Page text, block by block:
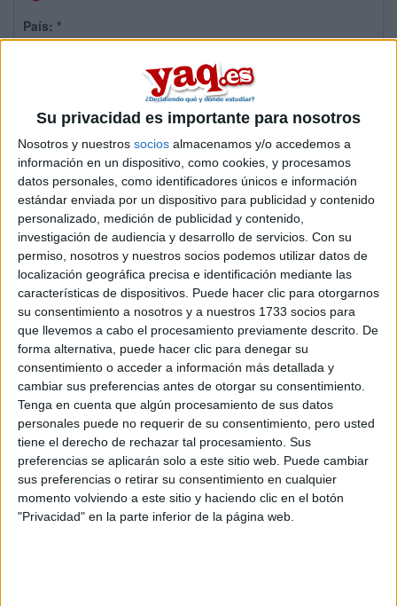
Su privacidad es importante para nosotros
Nosotros y nuestros socios almacenamos y/o accedemos a
información en un dispositivo, como cookies, y procesamos
datos personales, como identificadores únicos e información
estándar enviada por un dispositivo para publicidad y contenido
personalizado, medición de publicidad y contenido,
investigación de audiencia y desarrollo de servicios. Con su
permiso, nosotros y nuestros socios podemos utilizar datos de
localización geográfica precisa e identificación mediante las
características de dispositivos. Puede hacer clic para otorgarnos
su consentimiento a nosotros y a nuestros 1733 socios para
que llevemos a cabo el procesamiento previamente descrito. De
forma alternativa, puede hacer clic para denegar su
consentimiento o acceder a información más detallada y
cambiar sus preferencias antes de otorgar su consentimiento.
Tenga en cuenta que algún procesamiento de sus datos
personales puede no requerir de su consentimiento, pero usted
tiene el derecho de rechazar tal procesamiento. Sus
preferencias se aplicarán solo a este sitio web. Puede cambiar
sus preferencias o retirar su consentimiento en cualquier
momento volviendo a este sitio y haciendo clic en el botón
"Privacidad" en la parte inferior de la página web.
País: *
Sobre ti
Soy:*
Chico
Chica
¿En qué año terminas (o terminaste) bachillerato o FP?
Soy estudiante de:*
Términos y Condiciones de Uso
Aceptolos Términos y Condicionesde uso*